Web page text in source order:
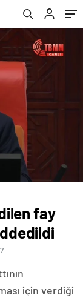
fay
için verdiği